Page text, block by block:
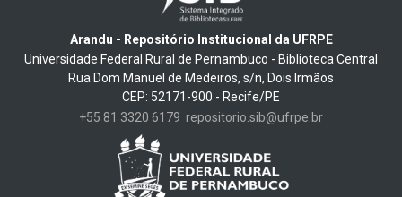
Arandu - Repositório Institucional da UFRPE
Universidade Federal Rural de Pernambuco - Biblioteca Central
Rua Dom Manuel de Medeiros, s/n, Dois Irmãos
CEP: 52171-900 - Recife/PE
+55 81 3320 6179 repositorio.sib@ufrpe.br